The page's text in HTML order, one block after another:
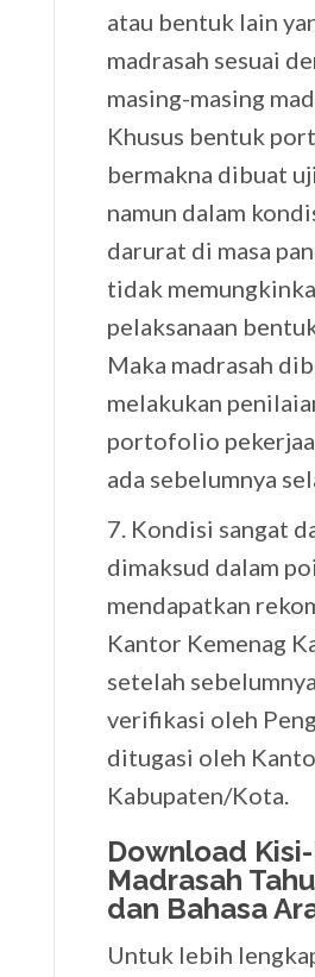
atau bentuk lain
madrasah sesuai
masing-masing
Khusus bentuk
bermakna dibuat
namun dalam
darurat di masa
tidak
pelaksanaan
Maka madrasah
melakukan
portofolio
ada sebelumnya
7. Kondisi sangat
dimaksud dalam
mendapatkan
Kantor Kemenag
setelah
verifikasi oleh
ditugasi oleh
Kabupaten/Kota.
Download
Madrasah
dan Bahasa
Untuk lebih